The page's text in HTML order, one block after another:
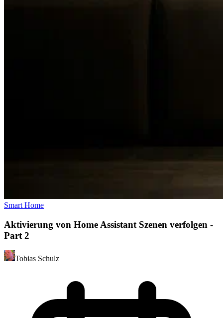
Smart Home
Aktivierung von Home Assistant Szenen verfolgen -
Part 2
Tobias Schulz